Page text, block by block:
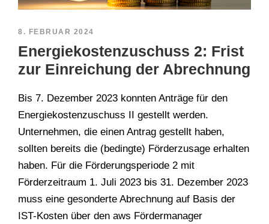
8. FEBRUAR 2024
Energiekostenzuschuss 2: Frist
zur Einreichung der Abrechnung
Bis 7. Dezember 2023 konnten Anträge für den
Energiekostenzuschuss II gestellt werden.
Unternehmen, die einen Antrag gestellt haben,
sollten bereits die (bedingte) Förderzusage erhalten
haben. Für die Förderungsperiode 2 mit
Förderzeitraum 1. Juli 2023 bis 31. Dezember 2023
muss eine gesonderte Abrechnung auf Basis der
IST-Kosten über den aws Fördermanager